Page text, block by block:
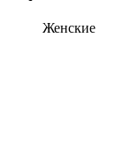
Женские